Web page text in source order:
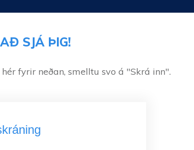
SJÁ ÞIG!
fyrir neðan, smelltu svo á "Skrá inn".